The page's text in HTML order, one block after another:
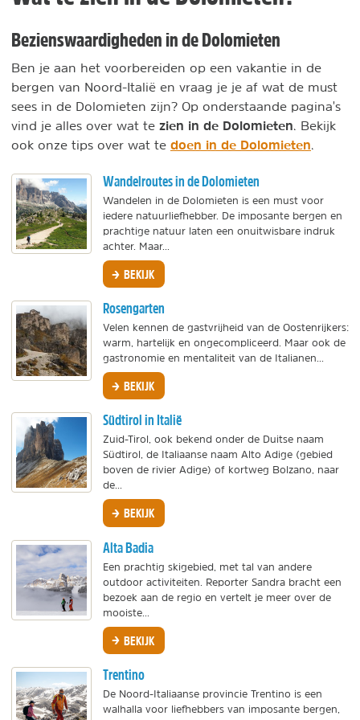
Bezienswaardigheden in de Dolomieten
Ben je aan het voorbereiden op een vakantie in de
bergen van Noord-Italië en vraag je je af wat de must
sees in de Dolomieten zijn? Op onderstaande pagina's
vind je alles over wat te zien in de Dolomieten . Bekijk
ook onze tips over wat te doen in de Dolomieten
Wandelroutes in de Dolomieten
Wandelen in de Dolomieten is een must voor
iedere natuurliefhebber. De imposante bergen en
prachtige natuur laten een onuitwisbare indruk
achter. Maar...
BEKIJK
Rosengarten
Velen kennen de gastvrijheid van de Oostenrijkers:
warm, hartelijk en ongecompliceerd. Maar ook de
gastronomie en mentaliteit van de Italianen...
BEKIJK
Südtirol in Italië
Zuid-Tirol, ook bekend onder de Duitse naam
Südtirol, de Italiaanse naam Alto Adige (gebied
boven de rivier Adige) of kortweg Bolzano, naar
de...
BEKIJK
Alta Badia
Een prachtig skigebied, met tal van andere
outdoor activiteiten. Reporter Sandra bracht een
bezoek aan de regio en vertelt je meer over de
mooiste...
BEKIJK
Trentino
De Noord-Italiaanse provincie Trentino is een
walhalla voor liefhebbers van imposante bergen,